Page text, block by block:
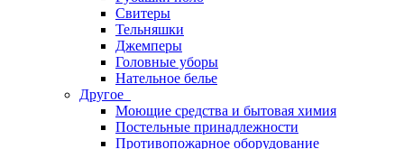
Свитеры
Тельняшки
Джемперы
Головные уборы
Нательное белье
Другое
Моющие средства и бытовая химия
Постельные принадлежности
Противопожарное оборудование